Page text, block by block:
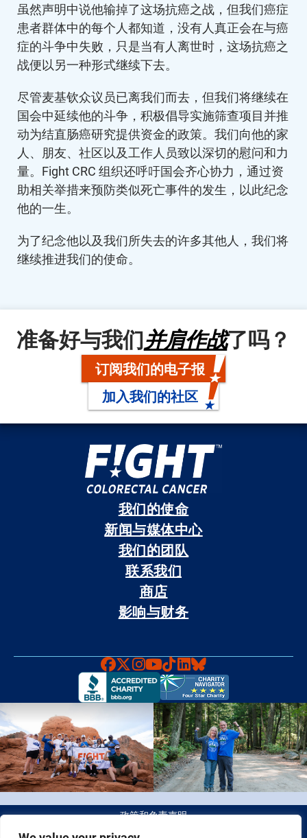
虽然声明中说他输掉了这场抗癌之战，但我们癌症
患者群体中的每个人都知道，没有人真正会在与癌
症的斗争中失败，只是当有人离世时，这场抗癌之
战便以另一种形式继续下去。
尽管麦基钦众议员已离我们而去，但我们将继续在
国会中延续他的斗争，积极倡导实施筛查项目并推
动为结直肠癌研究提供资金的政策。我们向他的家
人、朋友、社区以及工作人员致以深切的慰问和力
量。Fight CRC 组织还呼吁国会齐心协力，通过资
助相关举措来预防类似死亡事件的发生，以此纪念
他的一生。
为了纪念他以及我们所失去的许多其他人，我们将
继续推进我们的使命。
准备好与我们并肩作战了吗？
订阅我们的电子报
加入我们的社区
我们的使命
新闻与媒体中心
我们的团队
联系我们
商店
影响与财务
Faceboook
X Instagram
YouTube
TikTok
LinkedIn
Bluesky
政策和免责声明